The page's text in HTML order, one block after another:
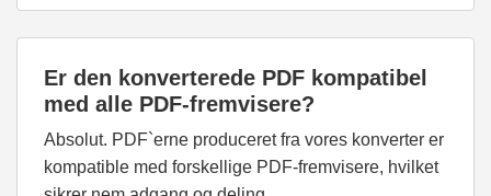
Er den konverterede PDF kompatibel
med alle PDF-fremvisere?
Absolut. PDF`erne produceret fra vores konverter er
kompatible med forskellige PDF-fremvisere, hvilket